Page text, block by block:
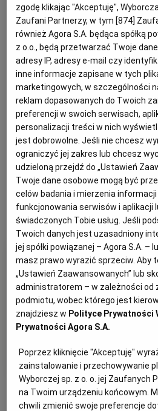
Wzory wniosku
Wszystkie kategorie Wzory
Cofnij do: Wzory
Podkategorie
Dla wykonawcy przetargu
Wzory wniosku
zgodę klikając "Akceptuję",
Zaufani Partnerzy, w tym [874]
również Agora S.A. będąca spółką
z o.o., będą przetwarzać Twoje
adresy IP, adresy e-mail czy
inne informacje zapisane w tych
marketingowych, w szczególności
reklam dopasowanych do Twoich
preferencji w swoich serwisach,
personalizacji treści w nich
jest dobrowolne. Jeśli nie chcesz
ograniczyć jej zakres lub chcesz
udzieloną przejdź do „Ustawień
Twoje dane osobowe mogą być
celów badania i mierzenia
funkcjonowania serwisów i aplikacji
świadczonych Tobie usług. Jeśli
Twoich danych jest uzasadniony
jej spółki powiązanej – Agora S.A. –
masz prawo wyrazić sprzeciw. Aby
„Ustawień Zaawansowanych” lub
administratorem – w zależności od
podmiotu, wobec którego jest
znajdziesz w Polityce Prywatności
Prywatności Agora S.A.
Poprzez kliknięcie "Akceptuję"
zainstalowanie i przechowywanie
Wyborczej sp. z o. o. jej Zaufanych
na Twoim urządzeniu końcowym.
chwili zmienić swoje preferencje